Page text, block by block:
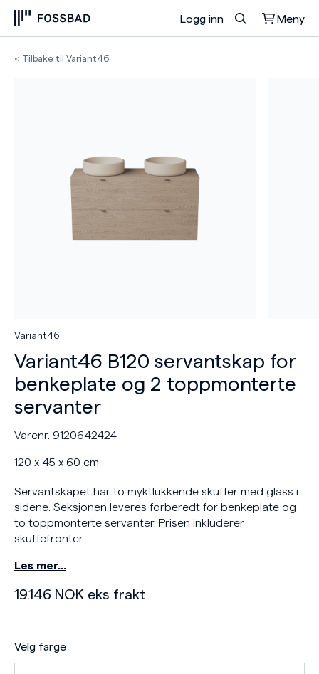
Logg inn Meny
Du har ingen produkter i handlekurven.
< Tilbake til Variant46
Variant46
Variant46 B120 servantskap for
benkeplate og 2 toppmonterte
servanter
Varenr. 9120642424
120 x 45 x 60 cm
Servantskapet har to myktlukkende skuffer med glass i
sidene. Seksjonen leveres forberedt for benkeplate og
to toppmonterte servanter. Prisen inkluderer
skuffefronter.
Les mer…
19.146 NOK eks frakt
Velg farge